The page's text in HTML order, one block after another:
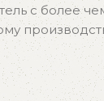
с более